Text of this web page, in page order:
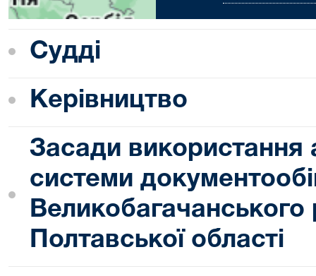
Судді
Керівництво
Засади використання
системи
Полтавської області